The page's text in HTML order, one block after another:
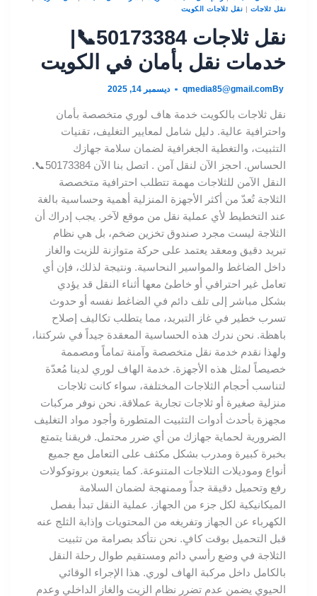
نقل ثلاجات | نقل ثلاجات الكويت
نقل ثلاجات 50173384📞|
خدمات نقل بأمان في الكويت
By
qmedia85@gmail.com ديسمبر 14, 2025
نقل ثلاجات بالكويت خدمة هاف لوري متخصصة بأمان
واحترافية عالية. دليل شامل لمعايير التغليف، تقنيات
التثبيت، والتغطية الجغرافية لضمان سلامة جهازك
الحساس. احجز الآن لنقل آمن . اتصل بنا الآن 50173384📞.
النقل الآمن للثلاجات مهمة تتطلب احترافية متخصصة
الثلاجة تُعدّ من أكثر الأجهزة المنزلية أهمية وحساسية بالغة
عند التخطيط لأي عملية نقل من موقع لآخر. يجب إدراك أن
الثلاجة ليست مجرد صندوق تخزين ضخم، بل هي نظام
تبريد دقيق ومعقد يعتمد على حركة متوازنة للزيت والغاز
داخل الضاغط والمواسير النحاسية. ونتيجة لذلك، فإن أي
تعامل غير احترافي أو خاطئ معها أثناء النقل قد يؤدي
بشكل مباشر إلى تلف دائم في الضاغط نفسه أو حدوث
تسرب خطير في غاز التبريد، مما يتطلب تكاليف إصلاح
باهظة. نحن ندرك هذه الحساسية المعقدة جيداً في شركتنا،
ولهذا نقدم خدمة نقل متخصصة وآمنة تماماً ومصممة
خصيصاً لمثل هذه الأجهزة. خدمة الهاف لوري لدينا مُعدّة
لتناسب أحجام الثلاجات المختلفة، سواء كانت ثلاجات
منزلية صغيرة أو ثلاجات تجارية عملاقة. نحن نوفر مركبات
مجهزة بأحدث أدوات التثبيت المتطورة وأجود مواد التغليف
الضرورية لحماية جهازك من أي ضرر محتمل. فريقنا يتمتع
بخبرة كبيرة ومدرب بشكل مكثف على التعامل مع جميع
أنواع وموديلات الثلاجات المتنوعة. كما يتبعون بروتوكولات
رفع وتحميل دقيقة جداً وممنهجة لضمان السلامة
الميكانيكية لكل جزء من الجهاز. عملية النقل تبدأ بفصل
الكهرباء عن الجهاز وتفريغه من المحتويات وإذابة الثلج عنه
قبل التحميل بوقت كافٍ. نحن نتأكد بصرامة من تثبيت
الثلاجة في وضع رأسي دائم ومستقيم طوال رحلة النقل
بالكامل داخل مركبة الهاف لوري. هذا الإجراء الوقائي
الحيوي يضمن عدم تضرر نظام الزيت والغاز الداخلي وعدم